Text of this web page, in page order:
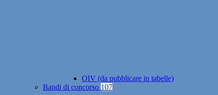
OIV (da pubblicare in tabelle)
Bandi di concorso 107